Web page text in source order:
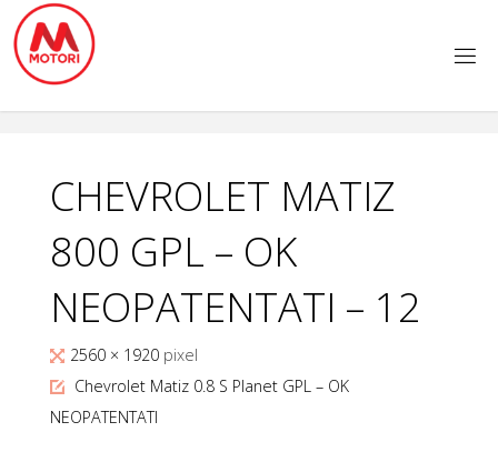
Salta
contenuto
CHEVROLET MATIZ
800 GPL – OK
NEOPATENTATI – 12
Tutta
larghezza
2560 × 1920 pixel
Chevrolet Matiz 0.8 S Planet GPL – OK
NEOPATENTATI